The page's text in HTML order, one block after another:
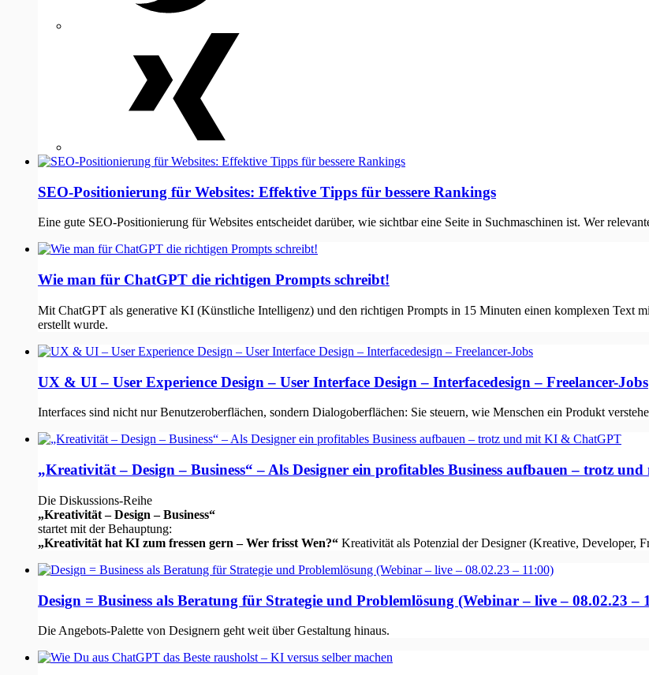
SEO-Positionierung für Websites: Effektive Tipps für bessere Rankings
Eine gute SEO-Positionierung für Websites entscheidet darüber, wie sichtbar eine Seite in Suchmaschinen ist. Wer
Wie man für ChatGPT die richtigen Prompts schreibt!
Mit ChatGPT als generative KI (Künstliche Intelligenz) und den richtigen Prompts in 15 Minuten einen komplexen Text
erstellt wurde.
UX & UI – User Experience Design – User Interface Design – Interfacedesign – Freelancer-Jobs
Interfaces sind nicht nur Benutzeroberflächen, sondern Dialogoberflächen: Sie steuern, wie Menschen ein Produkt
„Kreativität – Design – Business“ – Als Designer ein profitables Business aufbauen – trotz
Die Diskussions-Reihe
„Kreativität – Design – Business“
startet mit der Behauptung:
„Kreativität hat KI zum fressen gern – Wer frisst Wen?“ Kreativität als Potenzial der Designer (Kreative, Developer,
Design = Business als Beratung für Strategie und Problemlösung (Webinar – live – 08.02.23 –
Die Angebots-Palette von Designern geht weit über Gestaltung hinaus.